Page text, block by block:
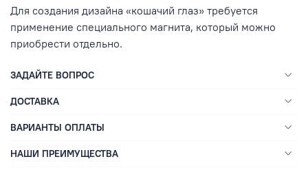
ЗАДАЙТЕ ВОПРОС
ДОСТАВКА
ВАРИАНТЫ ОПЛАТЫ
НАШИ ПРЕИМУЩЕСТВА
Для создания дизайна «кошачий глаз» требуется
применение специального магнита, который можно
приобрести отдельно.